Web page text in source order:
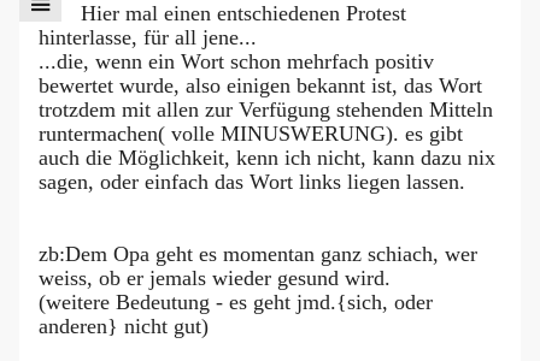
Hier mal einen entschiedenen Protest
hinterlasse, für all jene...
...die, wenn ein Wort schon mehrfach positiv
bewertet wurde, also einigen bekannt ist, das Wort
trotzdem mit allen zur Verfügung stehenden Mitteln
runtermachen( volle MINUSWERUNG). es gibt
auch die Möglichkeit, kenn ich nicht, kann dazu nix
sagen, oder einfach das Wort links liegen lassen.
zb:Dem Opa geht es momentan ganz schiach, wer
weiss, ob er jemals wieder gesund wird.
(weitere Bedeutung - es geht jmd.{sich, oder
anderen} nicht gut)